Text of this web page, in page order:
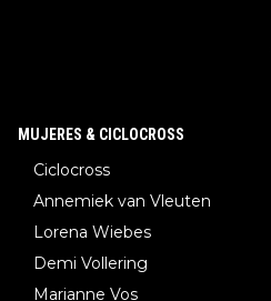
MUJERES & CICLOCROSS
Ciclocross
Annemiek van Vleuten
Lorena Wiebes
Demi Vollering
Marianne Vos